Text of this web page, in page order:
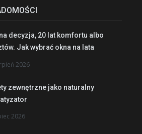
decyzja, 20 lat komfortu albo
Jak wybrać okna na lata
2026
zewnętrzne jako naturalny
2026